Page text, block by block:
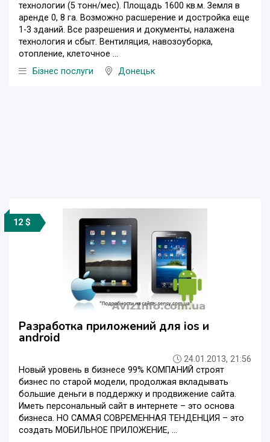
технологии (5 тонн/мес). Площадь 1600 кв.м. Земля в
аренде 0, 8 га. Возможно расшерение и достройка еще
1-3 зданий. Все разрешения и документы, налажена
технология и сбыт. Вентиляция, навозоуборка,
отопление, клеточное ...
Бізнес послуги
Донецьк
12 $
Разработка приложений для ios и
android
24.01.2013, 21:56
Новый уровень в бизнесе 99% КОМПАНИЙ строят
бизнес по старой модели, продолжая вкладывать
большие деньги в поддержку и продвижение сайта.
Иметь персональный сайт в интернете – это основа
бизнеса. НО САМАЯ СОВРЕМЕННАЯ ТЕНДЕНЦИЯ – это
создать МОБИЛЬНОЕ ПРИЛОЖЕНИЕ, ...